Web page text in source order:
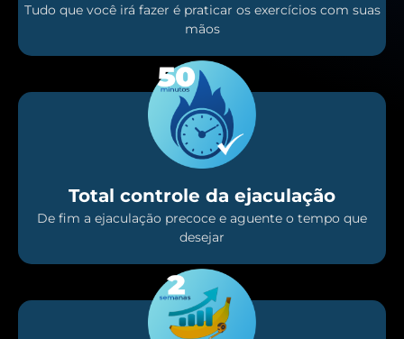
Tudo que você irá fazer é praticar os exercícios com suas
mãos
Total controle da ejaculação
De fim a ejaculação precoce e aguente o tempo que
desejar